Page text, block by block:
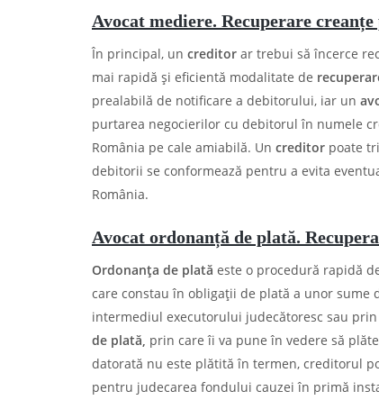
Avocat mediere. Recuperare
În principal, un creditor ar trebui să încerce
mai rapidă și eficientă modalitate de
prealabilă de notificare a debitorului, iar un
purtarea negocierilor cu debitorul în numele
România pe cale amiabilă. Un creditor poate
debitorii se conformează pentru a evita
România.
Avocat ordonanță de plată.
Ordonanța de plată este o procedură rapidă
care constau în obligații de plată a unor
intermediul executorului judecătoresc sau
de plată, prin care îi va pune în vedere să
datorată nu este plătită în termen, creditorul
pentru judecarea fondului cauzei în primă